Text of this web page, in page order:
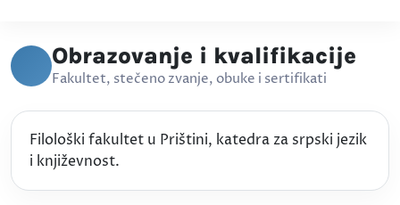
Obrazovanje i kvalifikacije
Fakultet, stečeno zvanje, obuke i sertifikati
Filološki fakultet u Prištini, katedra za srpski jezik
i književnost.